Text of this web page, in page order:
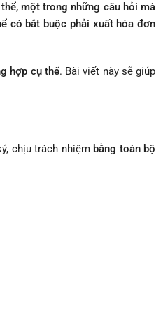
một trong những câu hỏi mà
có bắt buộc phải xuất hóa đơn
hợp cụ thể. Bài viết này sẽ giúp
chịu trách nhiệm bằng toàn bộ